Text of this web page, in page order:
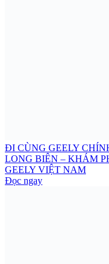
ĐI CÙNG GEELY
LONG BIÊN – KHÁM
GEELY VIỆT NAM
Đọc ngay